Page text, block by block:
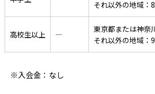
それ以外の地域：
高校生以上 ―
東京都または神奈
それ以外の地域：
※入会金：なし